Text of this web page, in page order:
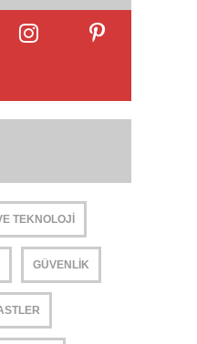
TEKNOLOJI
GÜVENLIK